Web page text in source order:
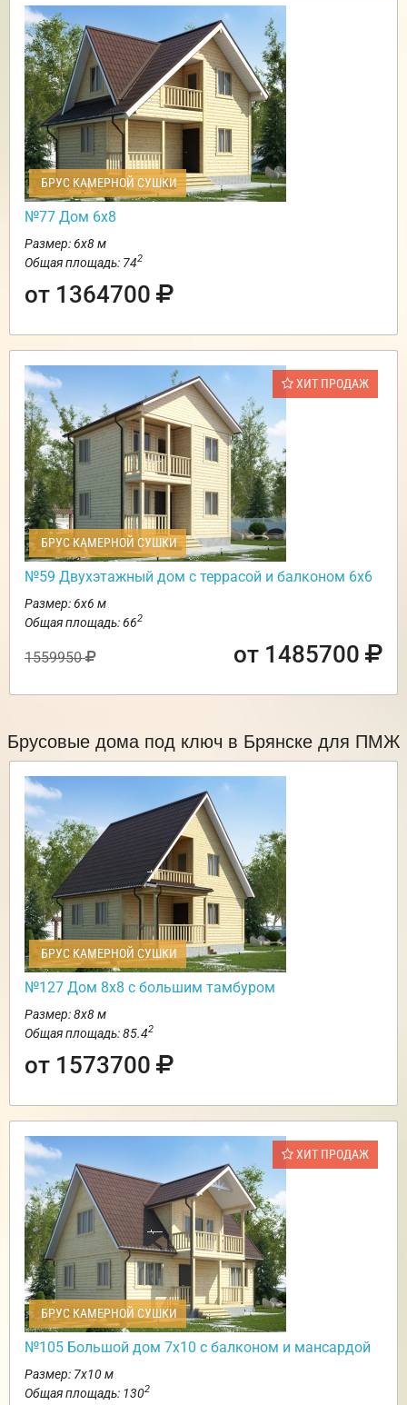
БРУС КАМЕРНОЙ СУШКИ
№77 Дом 6х8
Размер: 6х8 м
Общая площадь: 742
от 1364700
ХИТ ПРОДАЖ
БРУС КАМЕРНОЙ СУШКИ
№59 Двухэтажный дом с террасой и балконом 6х6
Размер: 6х6 м
Общая площадь: 662
1559950 от 1485700
Брусовые дома под ключ в Брянске для ПМЖ
БРУС КАМЕРНОЙ СУШКИ
№127 Дом 8х8 с большим тамбуром
Размер: 8х8 м
Общая площадь: 85.42
от 1573700
ХИТ ПРОДАЖ
БРУС КАМЕРНОЙ СУШКИ
№105 Большой дом 7х10 с балконом и мансардой
Размер: 7х10 м
Общая площадь: 1302